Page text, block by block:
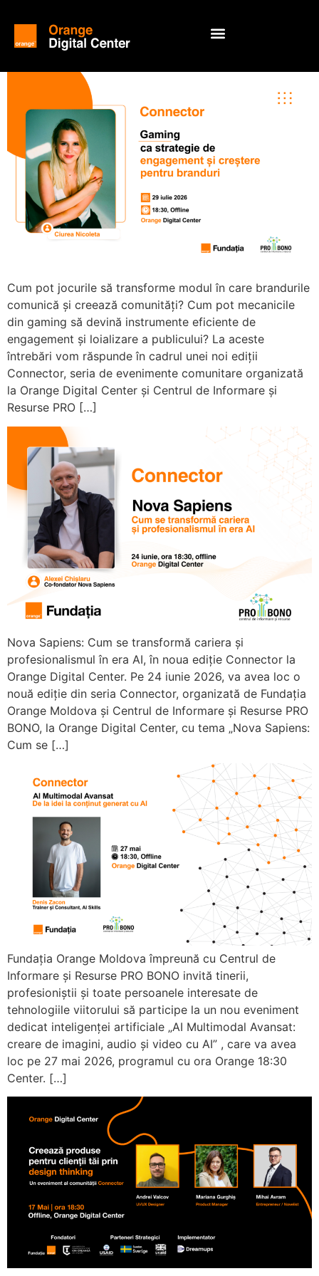
Cum pot jocurile să transforme modul în care brandurile
comunică și creează comunități? Cum pot mecanicile
din gaming să devină instrumente eficiente de
engagement și loializare a publicului? La aceste
întrebări vom răspunde în cadrul unei noi ediții
Connector, seria de evenimente comunitare organizată
la Orange Digital Center și Centrul de Informare și
Resurse PRO […]
Nova Sapiens: Cum se transformă cariera și
profesionalismul în era AI, în noua ediție Connector la
Orange Digital Center. Pe 24 iunie 2026, va avea loc o
nouă ediție din seria Connector, organizată de Fundația
Orange Moldova și Centrul de Informare și Resurse PRO
BONO, la Orange Digital Center, cu tema „Nova Sapiens:
Cum se […]
Fundația Orange Moldova împreună cu Centrul de
Informare și Resurse PRO BONO invită tinerii,
profesioniștii și toate persoanele interesate de
tehnologiile viitorului să participe la un nou eveniment
dedicat inteligenței artificiale „AI Multimodal Avansat:
creare de imagini, audio și video cu AI” , care va avea
loc pe 27 mai 2026, programul cu ora Orange 18:30
Center. […]